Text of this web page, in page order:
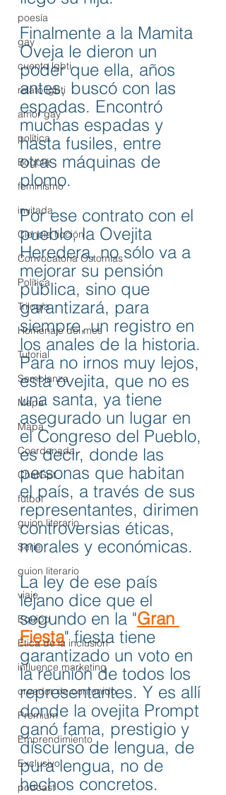
poesía
gay
cuento lgbti
relato lgbti
amor gay
política
Bogotá
feminismo
invitada
Ciencia ficción
Convocatoria Ostomías
Política
Trilogía
Homenaje del mes
Tutorial
Semblanza
Mapa
Mapa
Coordenada
ChatGpt
fútbol
guion literario
Serie
guion literario
viaje
Equipo
Ética de la inclusión
influence marketing
creador de contenido
Premium
Emprendimiento
Exclusivo
podcast
Finalmente a la Mamita
Oveja le dieron un
poder que ella, años
antes, buscó con las
espadas. Encontró
muchas espadas y
hasta fusiles, entre
otras máquinas de
plomo.
Por ese contrato con el
pueblo, la Ovejita
Heredera, no sólo va a
mejorar su pensión
pública, sino que
garantizará, para
siempre, un registro en
los anales de la historia.
Para no irnos muy lejos,
esta ovejita, que no es
una santa, ya tiene
asegurado un lugar en
el Congreso del Pueblo,
es decir, donde las
personas que habitan
el país, a través de sus
representantes, dirimen
controversias éticas,
morales y económicas.
La ley de ese país
lejano dice que el
segundo en la "Gran
Fiesta" fiesta tiene
garantizado un voto en
la reunión de todos los
representantes. Y es allí
donde la ovejita Prompt
ganó fama, prestigio y
discurso de lengua, de
pura lengua, no de
hechos concretos.